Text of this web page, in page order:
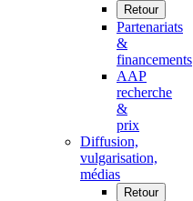
Retour
Partenariats
&
financements
AAP
recherche
&
prix
Diffusion,
vulgarisation,
médias
Retour